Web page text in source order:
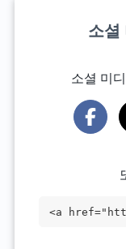
소셜
소셜 미
<a